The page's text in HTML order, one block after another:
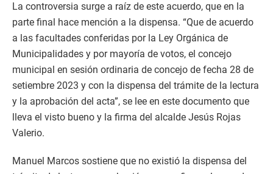
La controversia surge a raíz de este acuerdo, que en la
parte final hace mención a la dispensa. “Que de acuerdo
a las facultades conferidas por la Ley Orgánica de
Municipalidades y por mayoría de votos, el concejo
municipal en sesión ordinaria de concejo de fecha 28 de
setiembre 2023 y con la dispensa del trámite de la lectura
y la aprobación del acta”, se lee en este documento que
lleva el visto bueno y la firma del alcalde Jesús Rojas
Valerio.
Manuel Marcos sostiene que no existió la dispensa del